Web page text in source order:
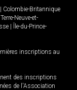
| Colombie-Britannique
Terre-Neuve-et-
| Île-du-Prince-
inscriptions au
des inscriptions
de l'Association